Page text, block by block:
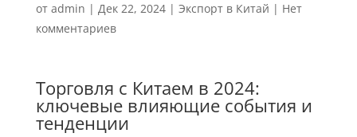
от admin | Дек 22, 2024| Экспорт в Китай | Нет
комментариев
Торговля с Китаем в 2024:
ключевые влияющие события и
тенденции